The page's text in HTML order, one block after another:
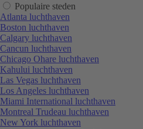
Populaire steden
Atlanta luchthaven
Boston luchthaven
Calgary luchthaven
Cancun luchthaven
Chicago Ohare luchthaven
Kahului luchthaven
Las Vegas luchthaven
Los Angeles luchthaven
Miami International luchthaven
Montreal Trudeau luchthaven
New York luchthaven